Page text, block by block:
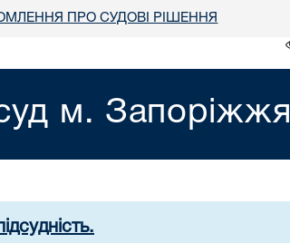
ПРО СУДОВІ РІШЕННЯ
м. Запоріжжя